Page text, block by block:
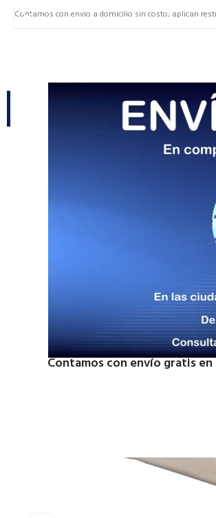
Contamos con envío gratis
Contamos con envio a domicilio sin costo; aplican
NUESTRAS CATEGORÍAS